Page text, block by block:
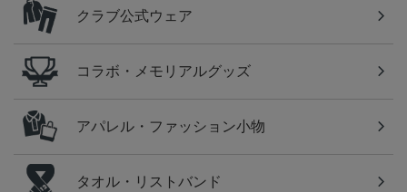
クラブ公式ウェア
コラボ・メモリアルグッズ
アパレル・ファッション小物
タオル・リストバンド